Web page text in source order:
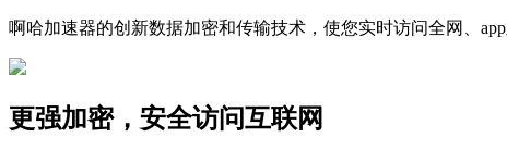
啊哈加速器的创新数据加密和传输技术，使您实时访问全网、
更强加密，安全访问互联网